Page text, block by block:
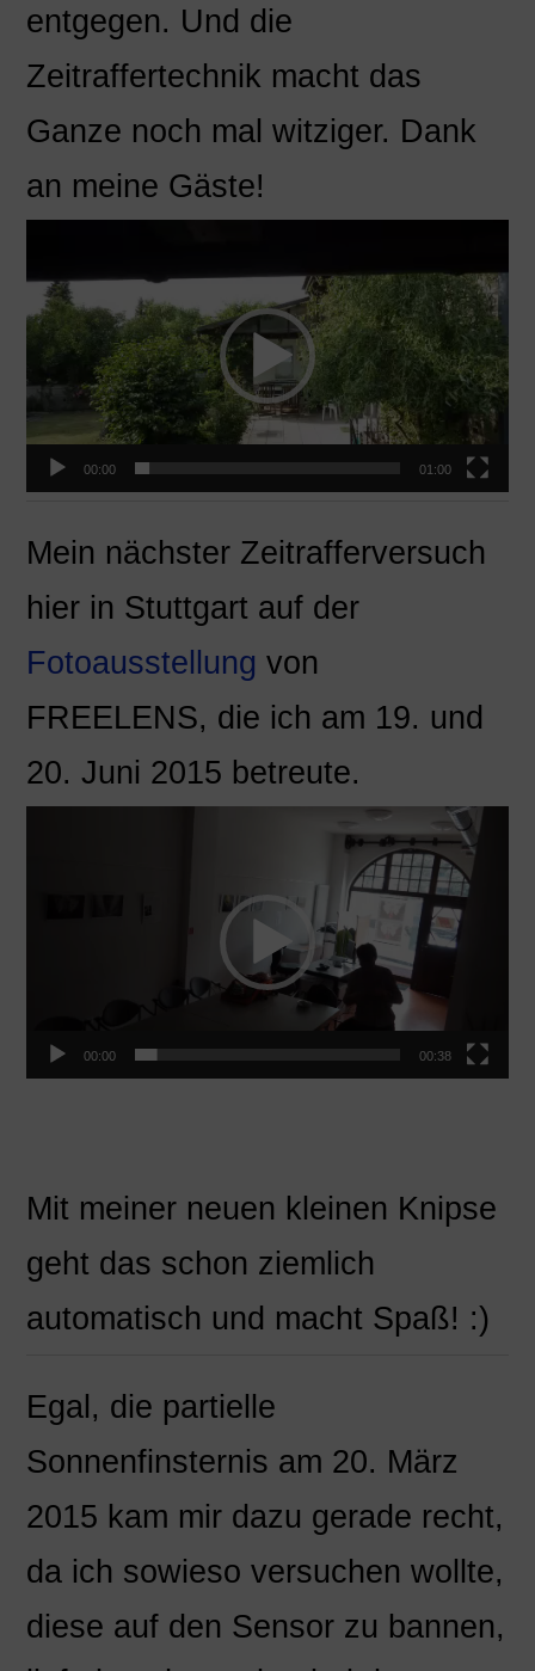
entgegen. Und die
Zeitraffertechnik macht das
Ganze noch mal witziger. Dank
an meine Gäste!
00:00 01:00
Mein nächster Zeitrafferversuch
hier in Stuttgart auf der
Fotoausstellung von
FREELENS, die ich am 19. und
20. Juni 2015 betreute.
00:00 00:38
Mit meiner neuen kleinen Knipse
geht das schon ziemlich
automatisch und macht Spaß! :)
Egal, die partielle
Sonnenfinsternis am 20. März
2015 kam mir dazu gerade recht,
da ich sowieso versuchen wollte,
diese auf den Sensor zu bannen,